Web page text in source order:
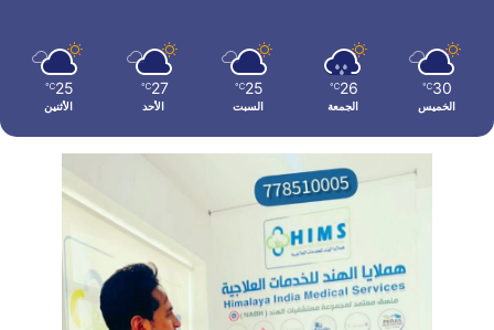
30
℃
الخميس
26
℃
الجمعة
25
℃
السبت
27
℃
الأحد
25
℃
الأثنين